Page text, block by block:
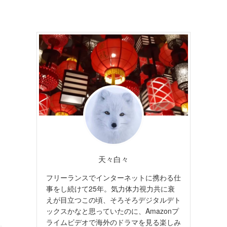
天々白々
フリーランスでインターネットに携わる仕
事をし続けて25年。気力体力視力共に衰
えが目立つこの頃、そろそろデジタルデト
ックスかなと思っていたのに、Amazonプ
ライムビデオで海外のドラマを見る楽しみ